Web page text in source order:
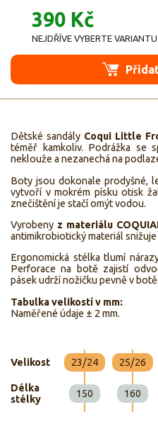
390 Kč
NEJDŘÍVE VYBERTE VARIANTU
Dětské sandály Coqui Little
téměř kamkoliv. Podrážka se
neklouže a nezanechá na
Boty jsou dokonale prodyšné,
vytvoří v mokrém písku otisk
znečištění je stačí omýt vodou.
Vyrobeny z materiálu
antimikrobiotický materiál
Ergonomická stélka tlumí
Perforace na botě zajistí
pásek udrží nožičku pevně v botě.
Tabulka velikostí v mm:
Naměřené údaje ± 2 mm.
Velikost 23/24 25/26
Délka
stélky
150 160